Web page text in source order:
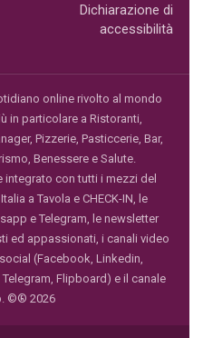
Dichiarazione di
accessibilità
online rivolto al mondo
in particolare a Ristoranti,
Pizzerie, Pasticcerie, Bar,
Benessere e Salute.
integrato con tutti i mezzi del
a Tavola e CHECK-IN, le
e Telegram, le newsletter
ed appassionati, i canali video
(Facebook, Linkedin,
Flipboard) e il canale
©® 2026